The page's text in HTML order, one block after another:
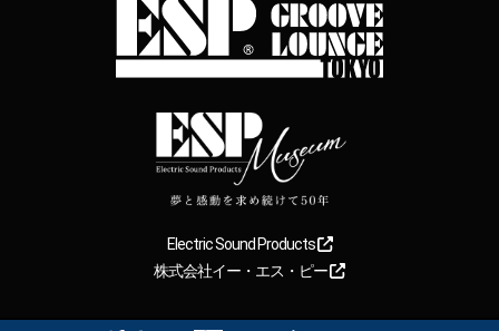
Electric Sound Products
株式会社イー・エス・ピー